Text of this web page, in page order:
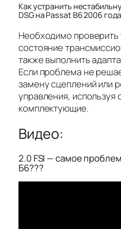
Как устранить
DSG на Passat B6 2006
Необходимо проверить
состояние
также выполнить
Если проблема не
замену сцеплений или
управления, используя
комплектующие.
Видео:
2.0 FSI — самое
Б6???